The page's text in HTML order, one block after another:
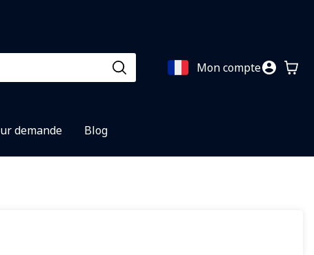
Mon compte
demande Blog